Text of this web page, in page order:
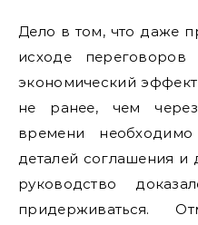
Дело в том, что даже
исходе
экономический
не ранее, чем
времени
деталей соглашения и
руководство
придерживаться.